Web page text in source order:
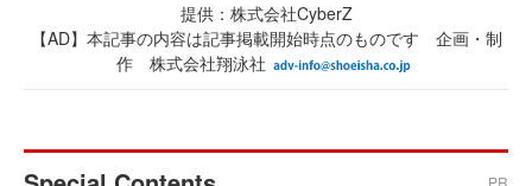
提供：株式会社CyberZ
【AD】本記事の内容は記事掲載開始時点のものです 企画・制
作 株式会社翔泳社